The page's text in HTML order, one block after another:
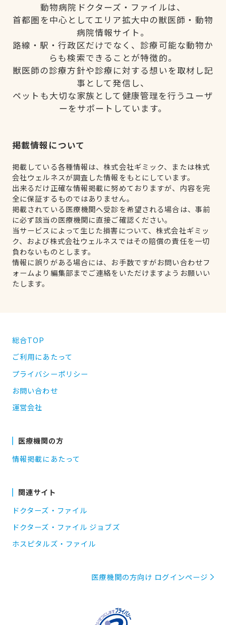
動物病院ドクターズ・ファイルは、
首都圏を中心としてエリア拡大中の獣医師・動物
病院情報サイト。
路線・駅・行政区だけでなく、診療可能な動物か
らも検索できることが特徴的。
獣医師の診療方針や診療に対する想いを取材し記
事として発信し、
ペットも大切な家族として健康管理を行うユーザ
ーをサポートしています。
掲載情報について
掲載している各種情報は、株式会社ギミック、または株式
会社ウェルネスが調査した情報をもとにしています。
出来るだけ正確な情報掲載に努めておりますが、内容を完
全に保証するものではありません。
掲載されている医療機関へ受診を希望される場合は、事前
に必ず該当の医療機関に直接ご確認ください。
当サービスによって生じた損害について、株式会社ギミッ
ク、および株式会社ウェルネスではその賠償の責任を一切
負わないものとします。
情報に誤りがある場合には、お手数ですがお問い合わせフ
ォームより編集部までご連絡をいただけますようお願いい
たします。
総合TOP
ご利用にあたって
プライバシーポリシー
お問い合わせ
運営会社
医療機関の方
情報掲載にあたって
関連サイト
ドクターズ・ファイル
ドクターズ・ファイル ジョブズ
ホスピタルズ・ファイル
医療機関の方向け ログインページ